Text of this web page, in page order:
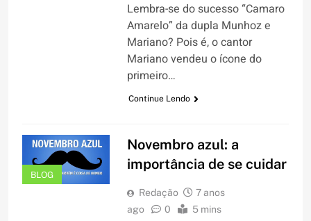
Lembra-se do sucesso “Camaro
Amarelo” da dupla Munhoz e
Mariano? Pois é, o cantor
Mariano vendeu o ícone do
primeiro…
Continue Lendo
BLOG
Novembro azul: a
importância de se cuidar
Redação
7 anos
ago
0 5 mins